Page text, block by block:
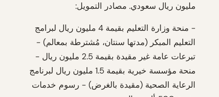
مليون ريال سعودي. مصادر التمويل:
- منحة وزارة التعليم بقيمة 4 مليون ريال لبرامج
التعليم المبكر (مدتها سنتان، مُشترطة بمعالم) -
تبرعات عامة غير مقيدة بقيمة 2.5 مليون ريال -
منحة مؤسسة خيرية بقيمة 1.5 مليون ريال لبرنامج
الرعاية الصحية (مقيدة بالغرض) - رسوم خدمات